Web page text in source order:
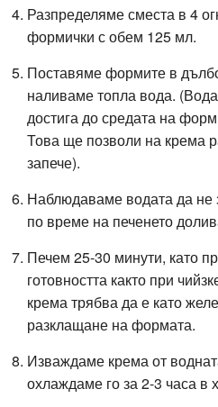
Разпределяме сместа в 4
формички с обем 125 мл.
Поставяме формите в
наливаме топла вода.
достига до средата на
Това ще позволи на крема
запече).
Наблюдаваме водата да не
по време на печенето
Печем 25-30 минути, като
готовността както при
крема трябва да е като
разклащане на формата.
Изваждаме крема от
охлаждаме го за 2-3 часа в